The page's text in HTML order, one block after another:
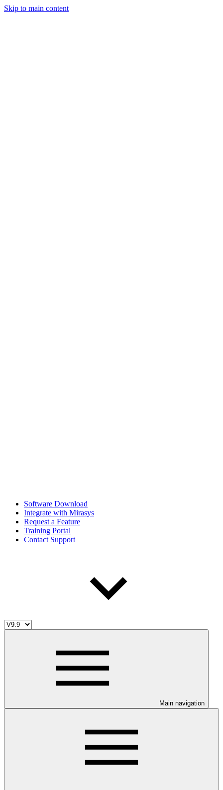
Skip to main content
Software Download
Integrate with Mirasys
Request a Feature
Training Portal
Contact Support
Main navigation